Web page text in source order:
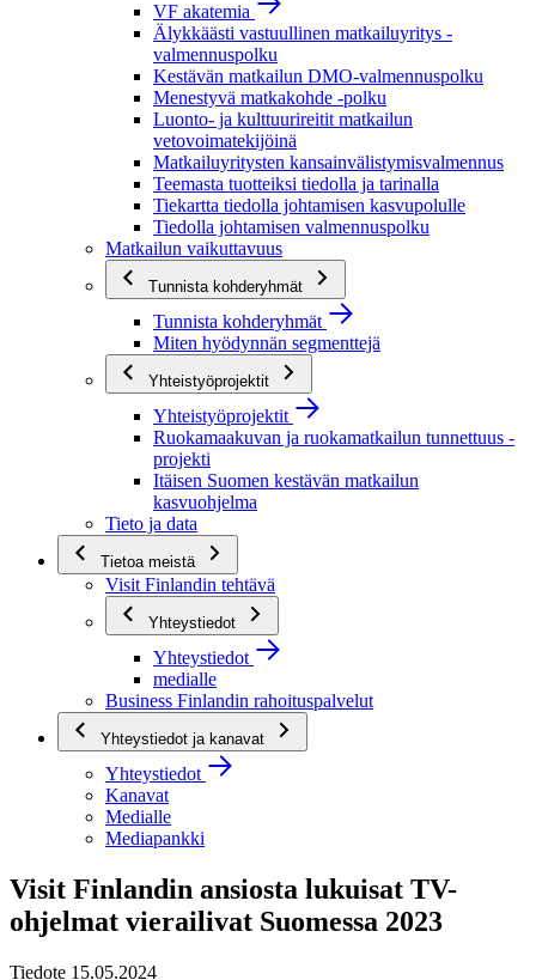
VF akatemia
Älykkäästi vastuullinen matkailuyritys -
valmennuspolku
Kestävän matkailun DMO-valmennuspolku
Menestyvä matkakohde -polku
Luonto- ja kulttuurireitit matkailun
vetovoimatekijöinä
Matkailuyritysten kansainvälistymisvalmennus
Teemasta tuotteiksi tiedolla ja tarinalla
Tiekartta tiedolla johtamisen kasvupolulle
Tiedolla johtamisen valmennuspolku
Matkailun vaikuttavuus
Tunnista kohderyhmät
Tunnista kohderyhmät
Miten hyödynnän segmenttejä
Yhteistyöprojektit
Yhteistyöprojektit
Ruokamaakuvan ja ruokamatkailun tunnettuus -
projekti
Itäisen Suomen kestävän matkailun
kasvuohjelma
Tieto ja data
Tietoa meistä
Visit Finlandin tehtävä
Yhteystiedot
Yhteystiedot
medialle
Business Finlandin rahoituspalvelut
Yhteystiedot ja kanavat
Yhteystiedot
Kanavat
Medialle
Mediapankki
Visit Finlandin ansiosta lukuisat TV-
ohjelmat vierailivat Suomessa 2023
Tiedote 15.05.2024